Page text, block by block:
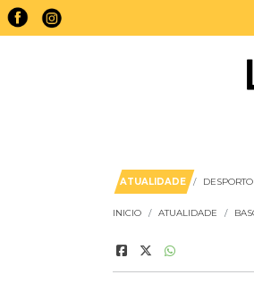
ATUALIDADE DESPORTO
INICIO ATUALIDADE